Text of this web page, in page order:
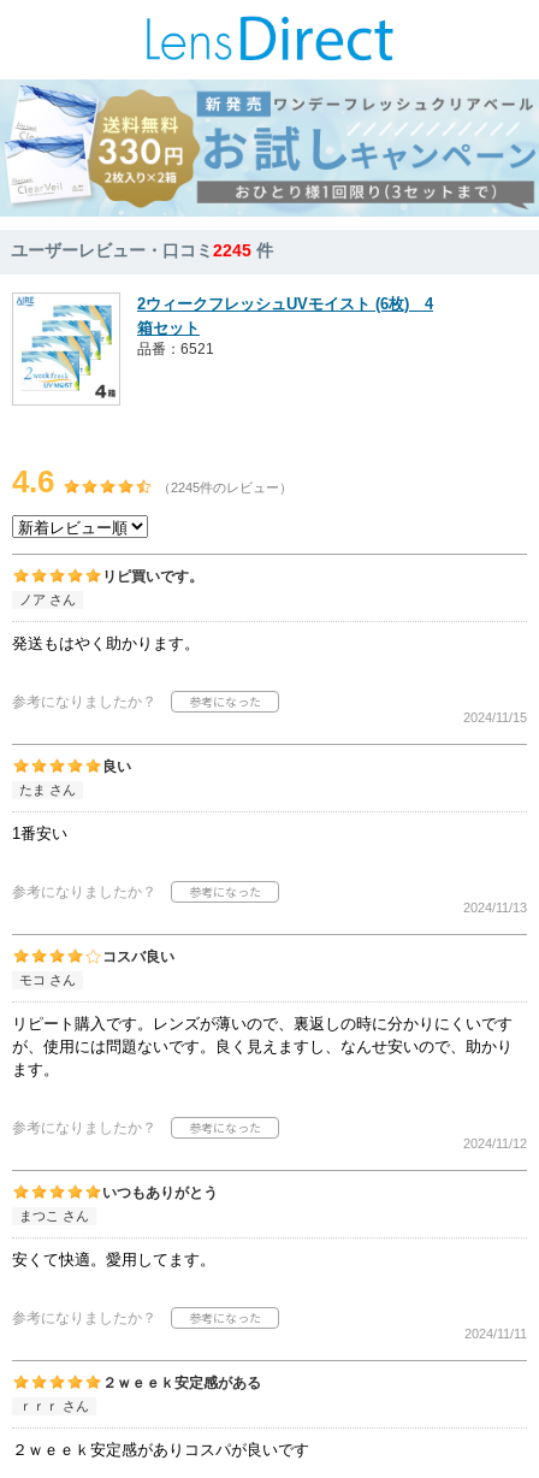
ユーザーレビュー・口コミ2245 件
2ウィークフレッシュUVモイスト (6枚) 4
箱セット
品番：6521
4.6 （2245件のレビュー）
リピ買いです。
ノア さん
発送もはやく助かります。
参考になりましたか？
2024/11/15
良い
たま さん
1番安い
参考になりましたか？
2024/11/13
コスバ良い
モコ さん
リピート購入です。レンズが薄いので、裏返しの時に分かりにくいです
が、使用には問題ないです。良く見えますし、なんせ安いので、助かり
ます。
参考になりましたか？
2024/11/12
いつもありがとう
まつこ さん
安くて快適。愛用してます。
参考になりましたか？
2024/11/11
２ｗｅｅｋ安定感がある
ｒｒｒ さん
２ｗｅｅｋ安定感がありコスパが良いです